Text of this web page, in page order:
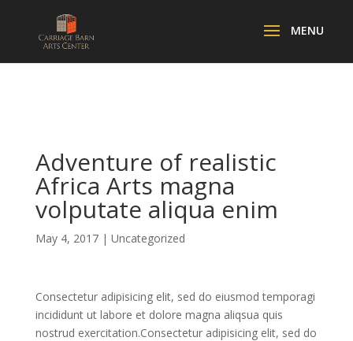
Adventure of realistic
Africa Arts magna
volputate aliqua enim
May 4, 2017| Uncategorized
Consectetur adipisicing elit, sed do eiusmod temporagi
incididunt ut labore et dolore magna aliqsua quis
nostrud exercitation.Consectetur adipisicing elit, sed do